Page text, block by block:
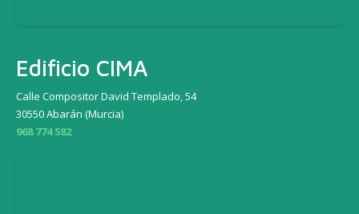
Edificio CIMA
Calle Compositor David Templado, 54
30550 Abarán (Murcia)
968 774 582